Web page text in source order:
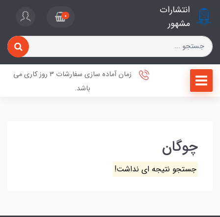
انتشارات
مشهور
0
زمان آماده سازی سفارشات 3 روز کاری می
باشد.
چوگان
جستجو نتیجه ای نداشت!